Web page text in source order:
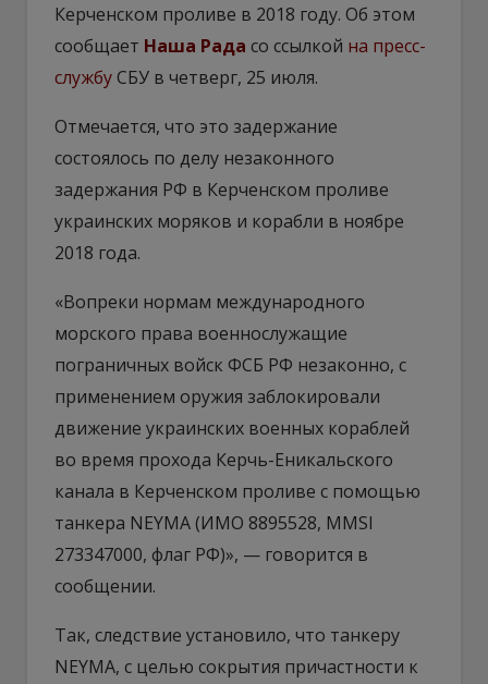
Керченском проливе в 2018 году. Об этом
сообщает Наша Рада со ссылкой на пресс-
службуСБУ в четверг, 25 июля.
Отмечается, что это задержание
состоялось по делу незаконного
задержания РФ в Керченском проливе
украинских моряков и корабли в ноябре
2018 года.
«Вопреки нормам международного
морского права военнослужащие
пограничных войск ФСБ РФ незаконно, с
применением оружия заблокировали
движение украинских военных кораблей
во время прохода Керчь-Еникальского
канала в Керченском проливе с помощью
танкера NEYMA (ИМО 8895528, MMSI
273347000, флаг РФ)», — говорится в
сообщении.
Так, следствие установило, что танкеру
NEYMA, с целью сокрытия причастности к